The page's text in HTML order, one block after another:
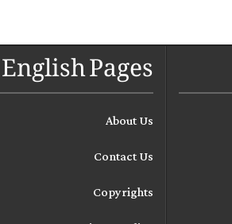
English Pages
About Us
Contact Us
Copyrights